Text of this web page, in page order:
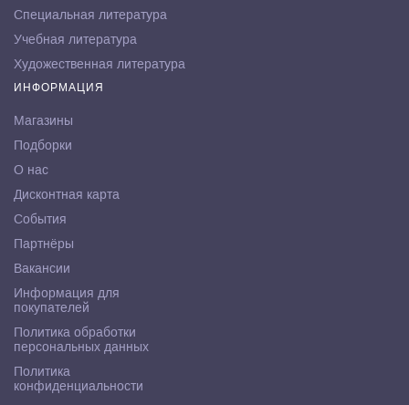
Специальная литература
Учебная литература
Художественная литература
ИНФОРМАЦИЯ
Магазины
Подборки
О нас
Дисконтная карта
События
Партнёры
Вакансии
Информация для
покупателей
Политика обработки
персональных данных
Политика
конфиденциальности